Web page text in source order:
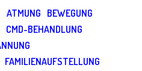
ATMUNG BEWEGUNG
CMD-BEHANDLUNG
FAMILIENAUFSTELLUNG